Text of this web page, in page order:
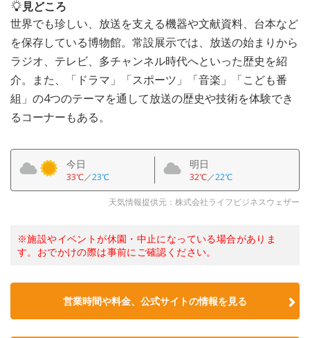
見どころ
世界でも珍しい、放送を支える機器や文献資料、台本など
を保存している博物館。常設展示では、放送の始まりから
ラジオ、テレビ、多チャンネル時代へといった歴史を紹
介。また、「ドラマ」「スポーツ」「音楽」「こども番
組」の4つのテーマを通して放送の歴史や技術を体験でき
るコーナーもある。
今日
33℃／23℃
明日
32℃／22℃
天気情報提供元：株式会社ライフビジネスウェザー
※施設やイベントが休園・中止になっている場合がありま
す。おでかけの際は事前にご確認ください。
営業時間や料金、公式サイトの情報を見る